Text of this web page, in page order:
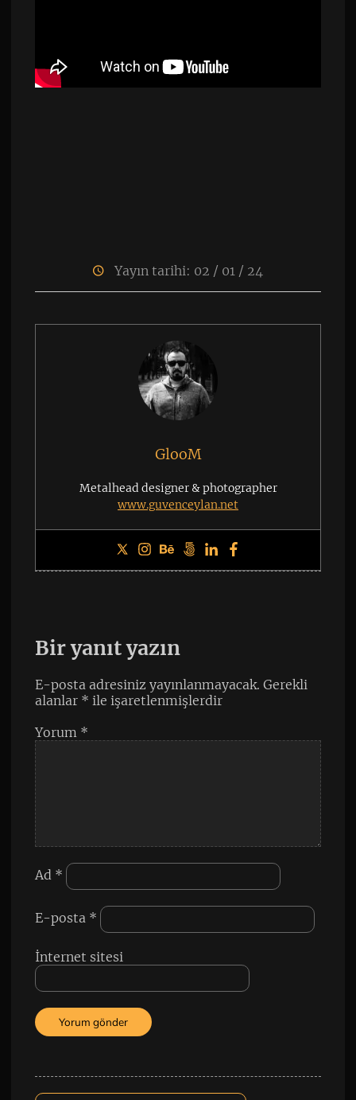
Yayın tarihi: 02 / 01 / 24
GlooM
Metalhead designer & photographer
www.guvenceylan.net
Bir yanıt yazın
E-posta adresiniz yayınlanmayacak. Gerekli
alanlar * ile işaretlenmişlerdir
Yorum *
Ad *
E-posta *
İnternet sitesi